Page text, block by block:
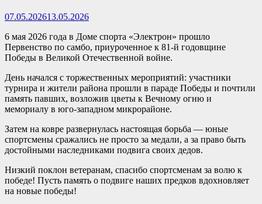
07.05.202613.05.2026
6 мая 2026 года в Доме спорта «Электрон» прошло
Первенство по самбо, приуроченное к 81‑й годовщине
Победы в Великой Отечественной войне.
День начался с торжественных мероприятий: участники
турнира и жители района прошли в параде Победы и почтили
память павших, возложив цветы к Вечному огню и
мемориалу в юго‑западном микрорайоне.
Затем на ковре развернулась настоящая борьба — юные
спортсмены сражались не просто за медали, а за право быть
достойными наследниками подвига своих дедов.
Низкий поклон ветеранам, спасибо спортсменам за волю к
победе! Пусть память о подвиге наших предков вдохновляет
на новые победы!